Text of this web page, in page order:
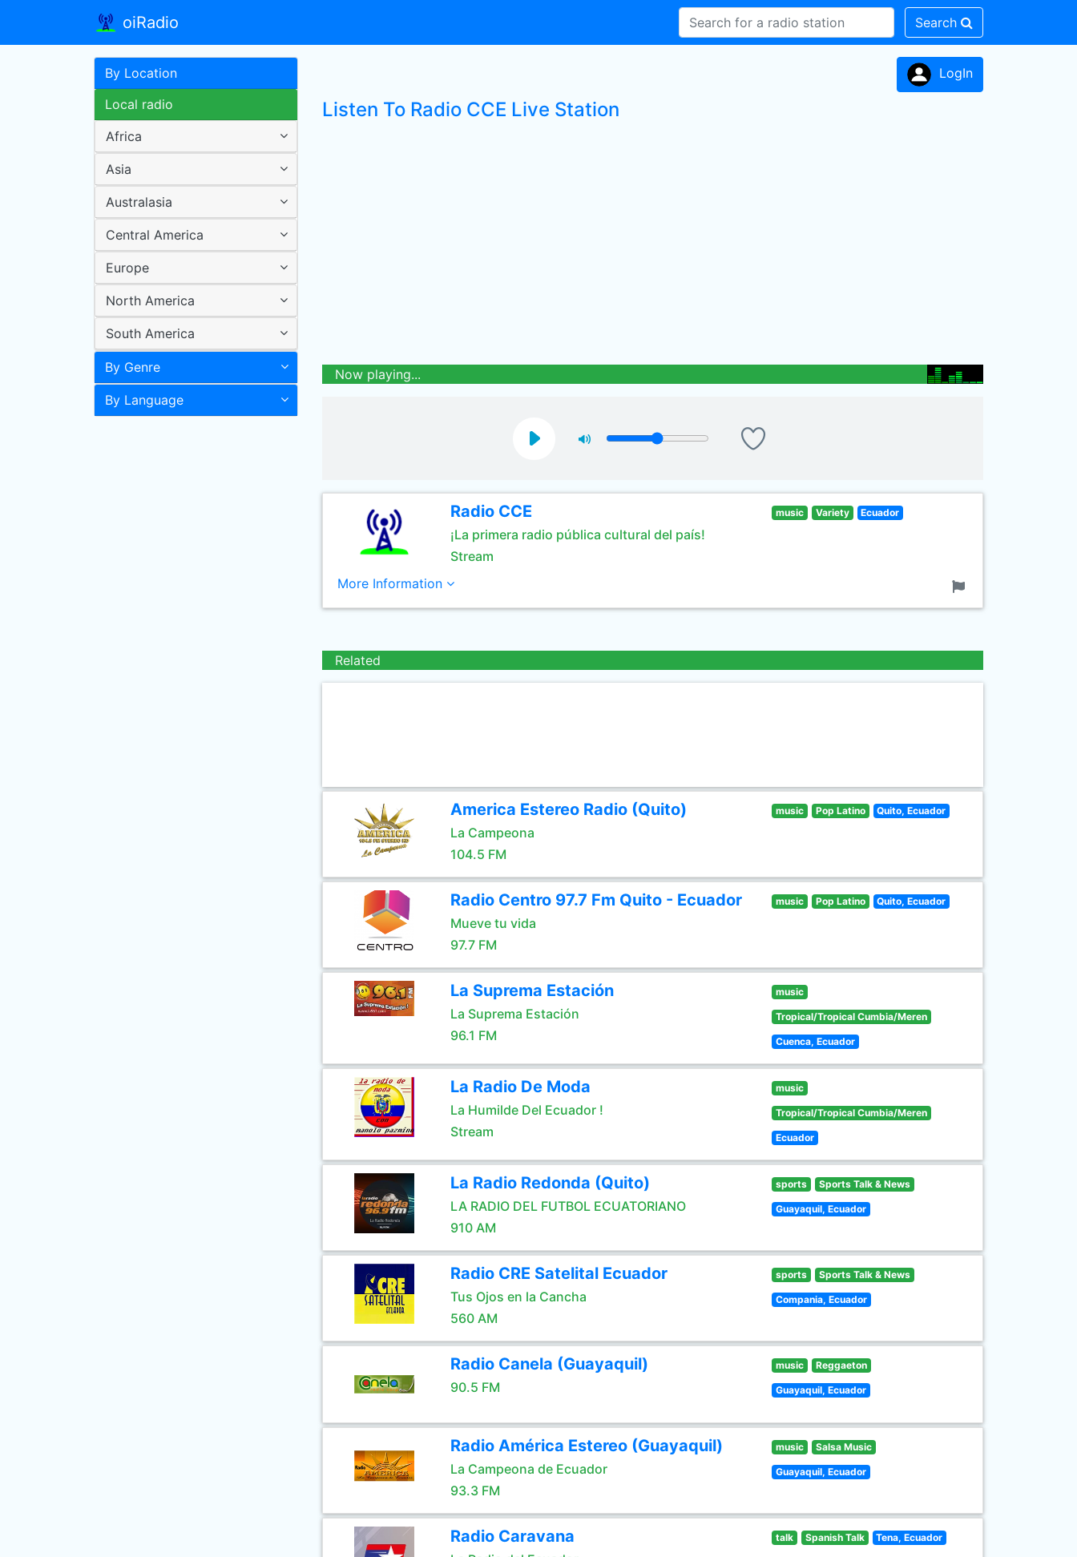
oiRadio Search
By Location
Local radio
Africa
Asia
Australasia
Central America
Europe
North America
South America
By Genre
By Language
LogIn
Listen To Radio CCE Live Station
Now playing...
Radio CCE
¡La primera radio pública cultural del país!
Stream
music Variety Ecuador
More Information
Related
America Estereo Radio (Quito)
La Campeona
104.5 FM
music Pop Latino Quito, Ecuador
Radio Centro 97.7 Fm Quito - Ecuador
Mueve tu vida
97.7 FM
music Pop Latino Quito, Ecuador
La Suprema Estación
La Suprema Estación
96.1 FM
music
Tropical/Tropical Cumbia/Meren
Cuenca, Ecuador
La Radio De Moda
La Humilde Del Ecuador !
Stream
music
Tropical/Tropical Cumbia/Meren
Ecuador
La Radio Redonda (Quito)
LA RADIO DEL FUTBOL ECUATORIANO
910 AM
sports Sports Talk & News
Guayaquil, Ecuador
Radio CRE Satelital Ecuador
Tus Ojos en la Cancha
560 AM
sports Sports Talk & News
Compania, Ecuador
Radio Canela (Guayaquil)
90.5 FM
music Reggaeton
Guayaquil, Ecuador
Radio América Estereo (Guayaquil)
La Campeona de Ecuador
93.3 FM
music Salsa Music
Guayaquil, Ecuador
Radio Caravana talk Spanish Talk Tena, Ecuador